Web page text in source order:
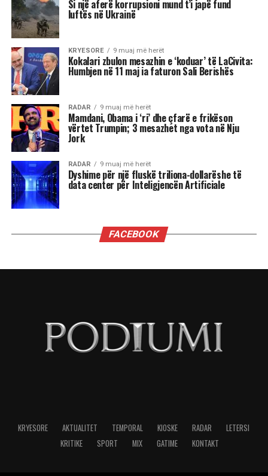
nga të tjerët.
Luani
Luanët kanë nevojë të madhe për vëmendje dhe
admirim. Kur këto nevoja nuk plotësohen,
ndjenja e xhelozisë mund të bëhet e fortë. Ata
shpesh nënvlerësojnë ata që i sfidojnë në
pozicionin e tyre, sidomos në rolin udhëheqës.
Astrologjia i këshillon Luanët të ushtrojnë më
shumë përulësi për të shmangur zilitë e
panevojshme.
Virgjëresha
nevojës së tyre për përsosmëri. Krahasimet e
ndihen konkurrues ose të zhgënjyer. Ato
ritmin e saj personal dhe të shmangë krahasimet
e panevojshme.
LAJMI I RRADHËS
Migrena në rritje, pse gjithnjë e më shumë të rinj kanë